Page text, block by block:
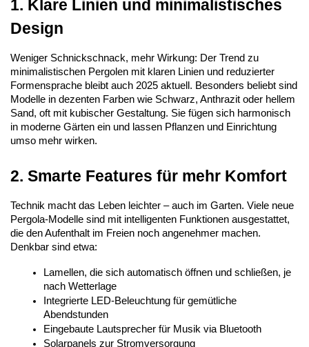
1. Klare Linien und minimalistisches
Design
Weniger Schnickschnack, mehr Wirkung: Der Trend zu
minimalistischen Pergolen mit klaren Linien und reduzierter
Formensprache bleibt auch 2025 aktuell. Besonders beliebt sind
Modelle in dezenten Farben wie Schwarz, Anthrazit oder hellem
Sand, oft mit kubischer Gestaltung. Sie fügen sich harmonisch
in moderne Gärten ein und lassen Pflanzen und Einrichtung
umso mehr wirken.
2. Smarte Features für mehr Komfort
Technik macht das Leben leichter – auch im Garten. Viele neue
Pergola-Modelle sind mit intelligenten Funktionen ausgestattet,
die den Aufenthalt im Freien noch angenehmer machen.
Denkbar sind etwa:
Lamellen, die sich automatisch öffnen und schließen, je
nach Wetterlage
Integrierte LED-Beleuchtung für gemütliche
Abendstunden
Eingebaute Lautsprecher für Musik via Bluetooth
Solarpanels zur Stromversorgung